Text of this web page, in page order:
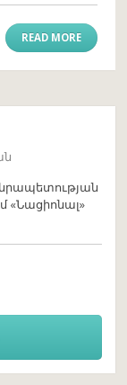
READ MORE
«Նացիոնալ»